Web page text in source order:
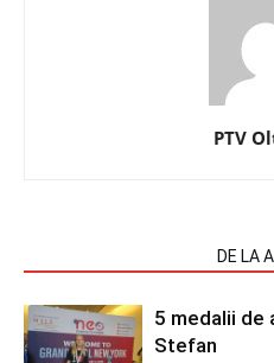
PTV
DE LA
5 medalii de
Stefan